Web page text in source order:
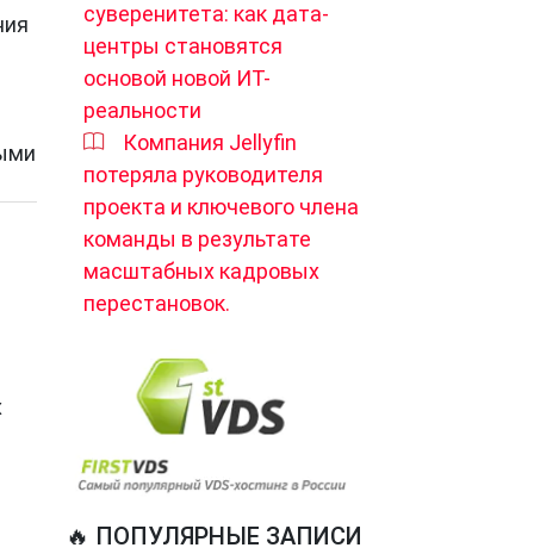
суверенитета: как дата-
центры становятся
основой новой ИТ-
реальности
Компания Jellyfin
потеряла руководителя
проекта и ключевого члена
команды в результате
масштабных кадровых
перестановок.
🔥 ПОПУЛЯРНЫЕ ЗАПИСИ